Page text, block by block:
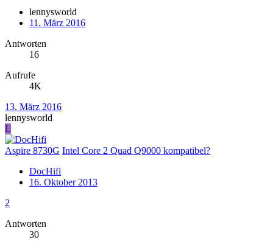
lennysworld
11. März 2016
Antworten
16
Aufrufe
4K
13. März 2016
lennysworld
L
Aspire 8730G Intel Core 2 Quad Q9000 kompatibel?
DocHifi
16. Oktober 2013
2
Antworten
30